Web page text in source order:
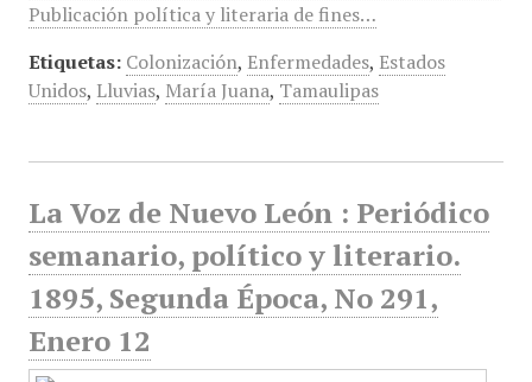
Publicación política y literaria de fines…
Etiquetas: Colonización, Enfermedades, Estados
Unidos, Lluvias, María Juana, Tamaulipas
La Voz de Nuevo León : Periódico
semanario, político y literario.
1895, Segunda Época, No 291,
Enero 12